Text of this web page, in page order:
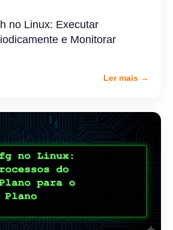
no Linux: Executar
e Monitorar
Ler mais →